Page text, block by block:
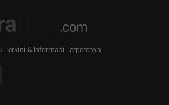
Terkini & Informasi Terpercaya